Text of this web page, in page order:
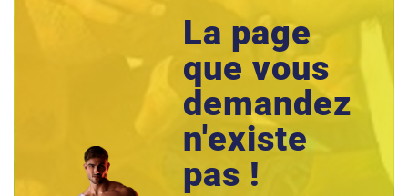
La page
que vous
demandez
n'existe
pas !